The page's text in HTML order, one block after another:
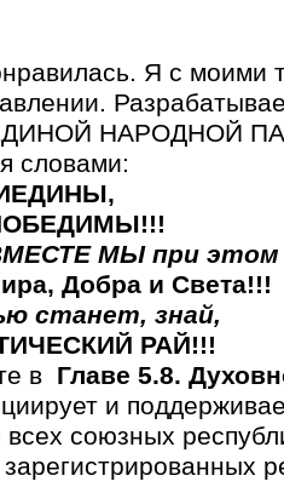
Я с моими
НАРОДНОЙ
словами:
,
МЫ при этом
Добра и Света!!!
станет, знай,
РАЙ!!!
в Главе 5.8.
и
всех союзных